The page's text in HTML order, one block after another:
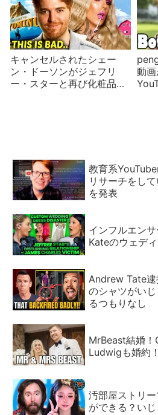
キャンセルされたシェー
ン・ドーソンがジェフリ
ー・スターと再び化粧品を
動
教育系
リサーチをし
を発表
インフルエン
Kateのウェデ
Andrew Tate
のシャツがい
るつもりなし
MrBeast結婚
Ludwigも婚約
汚部屋ストリ
ができる？い